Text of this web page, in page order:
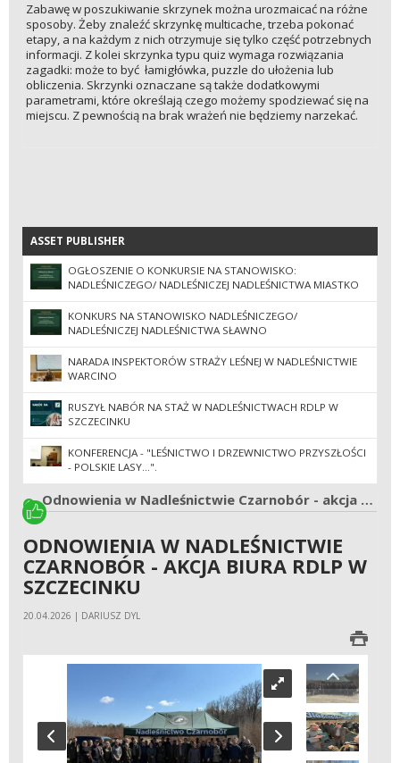
Zabawę w poszukiwanie skrzynek można urozmaicać na różne
sposoby. Żeby znaleźć skrzynkę multicache, trzeba pokonać
etapy, a na każdym z nich otrzymuje się tylko część potrzebnych
informacji. Z kolei skrzynka typu quiz wymaga rozwiązania
zagadki: może to być łamigłówka, puzzle do ułożenia lub
obliczenia. Skrzynki oznaczane są także dodatkowymi
parametrami, które określają czego możemy spodziewać się na
miejscu. Z pewnością na brak wrażeń nie będziemy narzekać.
ASSET PUBLISHER
ASSET PUBLISHER
OGŁOSZENIE O KONKURSIE NA STANOWISKO:
NADLEŚNICZEGO/ NADLEŚNICZEJ NADLEŚNICTWA MIASTKO
KONKURS NA STANOWISKO NADLEŚNICZEGO/
NADLEŚNICZEJ NADLEŚNICTWA SŁAWNO
NARADA INSPEKTORÓW STRAŻY LEŚNEJ W NADLEŚNICTWIE
WARCINO
RUSZYŁ NABÓR NA STAŻ W NADLEŚNICTWACH RDLP W
SZCZECINKU
KONFERENCJA - "LEŚNICTWO I DRZEWNICTWO PRZYSZŁOŚCI
- POLSKIE LASY...".
Odnowienia w Nadleśnictwie Czarnobór - akcja biura RDLP w Szczecinku
ODNOWIENIA W NADLEŚNICTWIE
CZARNOBÓR - AKCJA BIURA RDLP W
SZCZECINKU
20.04.2026 | DARIUSZ DYL